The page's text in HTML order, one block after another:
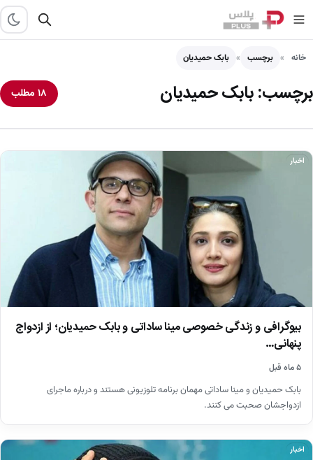
خانه برچسب بابک حمیدیان
برچسب:بابک حمیدیان ۱۸ مطلب
اخبار
بیوگرافی و زندگی خصوصی مینا ساداتی و بابک حمیدیان؛ از ازدواج
پنهانی…
۵ ماه قبل
بابک حمیدیان و مینا ساداتی مهمان برنامه تلوزیونی هستند و درباره ماجرای
ازدواجشان صحبت می کنند.
اخبار